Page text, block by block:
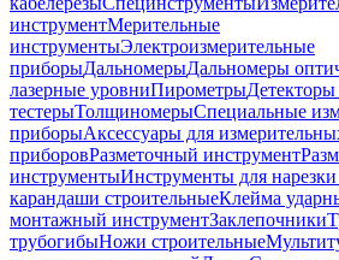
инструментМерительные
инструментыЭлектроизмерительные
приборыДальномерыДальномеры
лазерные уровниПирометрыДетекторы
тестерыТолщиномерыСпециальные
приборыАксессуары для
приборовРазметочный инструмент
инструментыИнструменты для
карандаши строительныеКлейма
монтажный инструментЗаклепочники
трубогибыНожи строительные